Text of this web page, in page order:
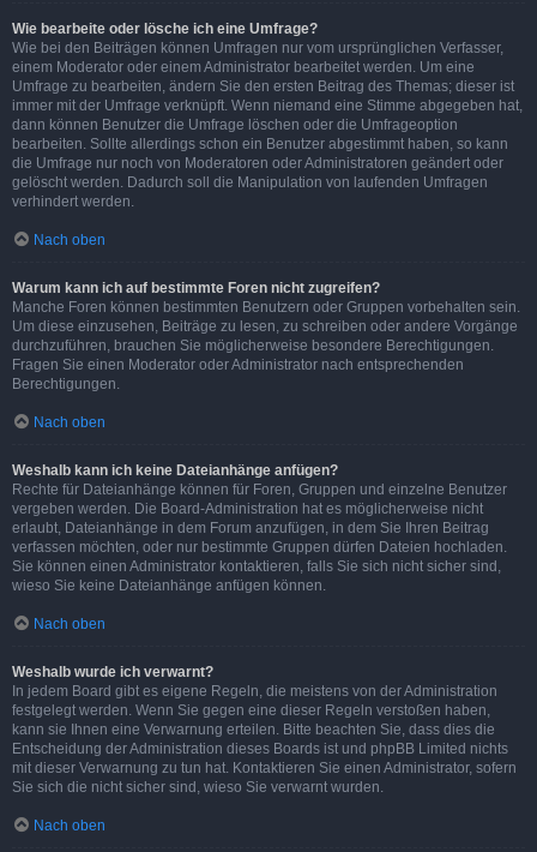
Wie bearbeite oder lösche ich eine Umfrage?
Wie bei den Beiträgen können Umfragen nur vom ursprünglichen Verfasser,
einem Moderator oder einem Administrator bearbeitet werden. Um eine
Umfrage zu bearbeiten, ändern Sie den ersten Beitrag des Themas; dieser ist
immer mit der Umfrage verknüpft. Wenn niemand eine Stimme abgegeben hat,
dann können Benutzer die Umfrage löschen oder die Umfrageoption
bearbeiten. Sollte allerdings schon ein Benutzer abgestimmt haben, so kann
die Umfrage nur noch von Moderatoren oder Administratoren geändert oder
gelöscht werden. Dadurch soll die Manipulation von laufenden Umfragen
verhindert werden.
Nach oben
Warum kann ich auf bestimmte Foren nicht zugreifen?
Manche Foren können bestimmten Benutzern oder Gruppen vorbehalten sein.
Um diese einzusehen, Beiträge zu lesen, zu schreiben oder andere Vorgänge
durchzuführen, brauchen Sie möglicherweise besondere Berechtigungen.
Fragen Sie einen Moderator oder Administrator nach entsprechenden
Berechtigungen.
Nach oben
Weshalb kann ich keine Dateianhänge anfügen?
Rechte für Dateianhänge können für Foren, Gruppen und einzelne Benutzer
vergeben werden. Die Board-Administration hat es möglicherweise nicht
erlaubt, Dateianhänge in dem Forum anzufügen, in dem Sie Ihren Beitrag
verfassen möchten, oder nur bestimmte Gruppen dürfen Dateien hochladen.
Sie können einen Administrator kontaktieren, falls Sie sich nicht sicher sind,
wieso Sie keine Dateianhänge anfügen können.
Nach oben
Weshalb wurde ich verwarnt?
In jedem Board gibt es eigene Regeln, die meistens von der Administration
festgelegt werden. Wenn Sie gegen eine dieser Regeln verstoßen haben,
kann sie Ihnen eine Verwarnung erteilen. Bitte beachten Sie, dass dies die
Entscheidung der Administration dieses Boards ist und phpBB Limited nichts
mit dieser Verwarnung zu tun hat. Kontaktieren Sie einen Administrator, sofern
Sie sich die nicht sicher sind, wieso Sie verwarnt wurden.
Nach oben